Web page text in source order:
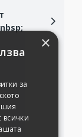
×
за
всички